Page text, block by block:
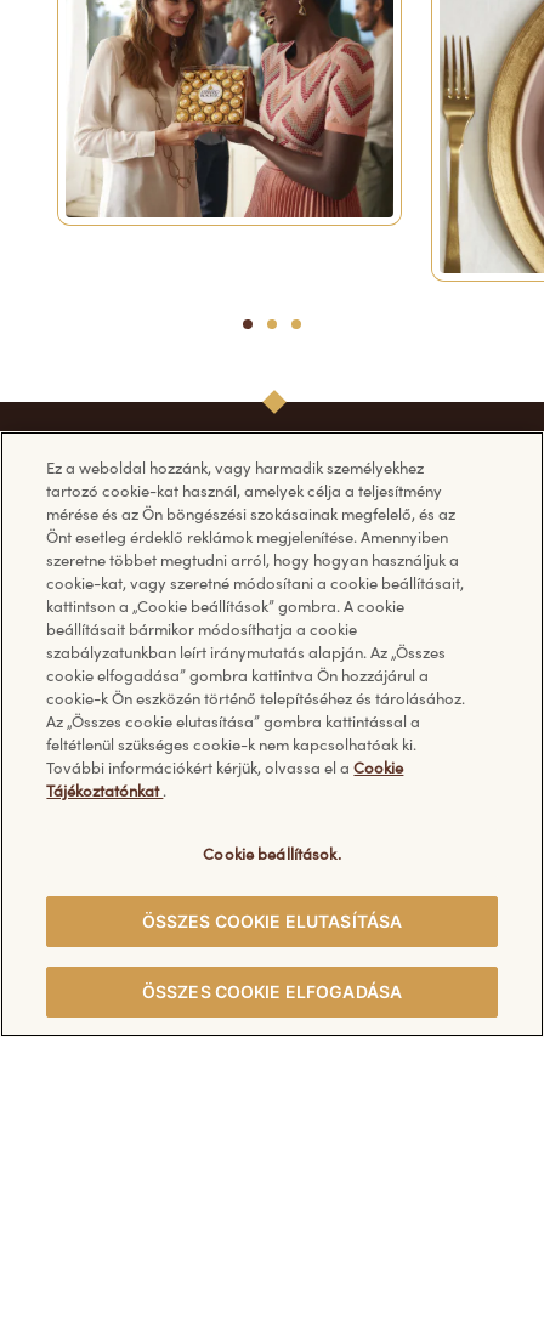
1 2 3
Termékek
Pralinék
Táblás csokoládék
Jégkrém
További termékeink
GYIK - Gyakran ismételt
kérdések
Kapcsolat
Információ
Cookie tájékoztató és cookie
beállítások
Ferrero adatkezelési
Felhasználási feltételek
Kövessen minket
Facebook
YouTube
Ez a weboldal hozzánk, vagy harmadik személyekhez
tartozó cookie-kat használ, amelyek célja a teljesítmény
mérése és az Ön böngészési szokásainak megfelelő, és az
Önt esetleg érdeklő reklámok megjelenítése. Amennyiben
szeretne többet megtudni arról, hogy hogyan használjuk a
cookie-kat, vagy szeretné módosítani a cookie beállításait,
kattintson a „Cookie beállítások” gombra. A cookie
beállításait bármikor módosíthatja a cookie
szabályzatunkban leírt iránymutatás alapján. Az „Összes
cookie elfogadása” gombra kattintva Ön hozzájárul a
cookie-k Ön eszközén történő telepítéséhez és tárolásához.
Az „Összes cookie elutasítása” gombra kattintással a
feltétlenül szükséges cookie-k nem kapcsolhatóak ki.
További információkért kérjük, olvassa el aCookie
Tájékoztatónkat.
Cookie beállítások.
ÖSSZES COOKIE ELUTASÍTÁSA
ÖSSZES COOKIE ELFOGADÁSA